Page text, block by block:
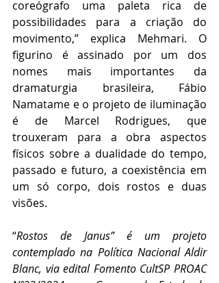
coreógrafo uma paleta rica de
possibilidades para a criação do
movimento,” explica Mehmari. O
figurino é assinado por um dos
nomes mais importantes da
dramaturgia brasileira, Fábio
Namatame e o projeto de iluminação
é de Marcel Rodrigues, que
trouxeram para a obra aspectos
físicos sobre a dualidade do tempo,
passado e futuro, a coexistência em
um só corpo, dois rostos e duas
visões.
“Rostos de Janus” é um projeto
contemplado na Política Nacional Aldir
Blanc, via edital Fomento CultSP PROAC